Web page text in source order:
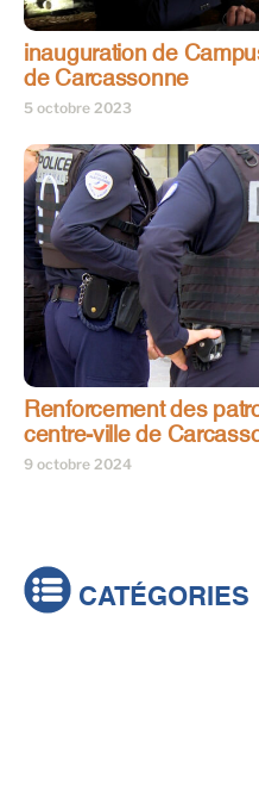
inauguration de
de Carcassonne
5 octobre 2023
Renforcement des
centre-ville de
9 octobre 2024
CATÉGORIES